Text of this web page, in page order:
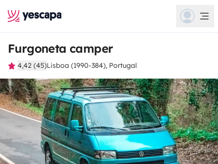
Furgoneta camper
4,42 (45)Lisboa (1990-384), Portugal